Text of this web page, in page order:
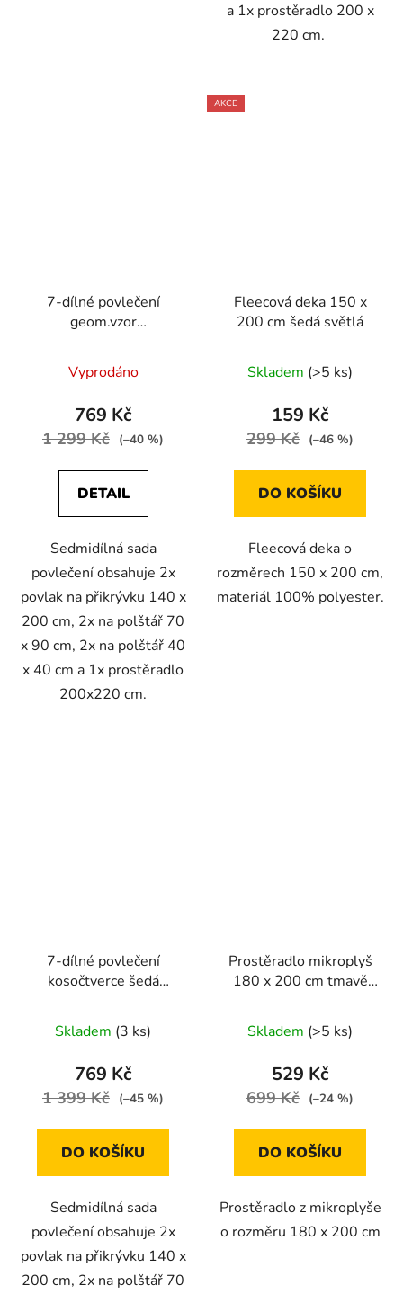
a 1x prostěradlo 200 x
220 cm.
7-dílné povlečení
geom.vzor
růžová šedá 140x200
na dvě postele
Vyprodáno
769 Kč
1 299 Kč (–40 %)
DETAIL
Sedmidílná sada
povlečení obsahuje 2x
povlak na přikrývku 140 x
200 cm, 2x na polštář 70
x 90 cm, 2x na polštář 40
x 40 cm a 1x prostěradlo
200x220 cm.
AKCE
Fleecová deka 150 x
200 cm šedá světlá
Skladem (>5 ks)
159 Kč
299 Kč (–46 %)
DO KOŠÍKU
Fleecová deka o
rozměrech 150 x 200 cm,
materiál 100% polyester.
7-dílné povlečení
kosočtverce šedá
postele
Skladem (3 ks)
769 Kč
1 399 Kč (–45 %)
DO KOŠÍKU
Sedmidílná sada
povlečení obsahuje 2x
povlak na přikrývku 140 x
200 cm, 2x na polštář 70
Prostěradlo mikroplyš
180 x 200 cm tmavě
Skladem (>5 ks)
529 Kč
699 Kč (–24 %)
DO KOŠÍKU
Prostěradlo z mikroplyše
o rozměru 180 x 200 cm